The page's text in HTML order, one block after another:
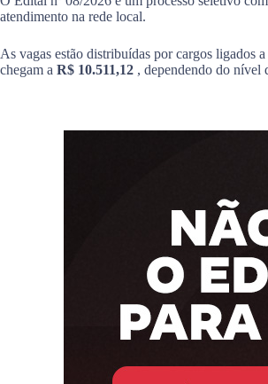
atendimento na rede local.
As vagas estão distribuídas por cargos ligados
chegam a R$ 10.511,12 , dependendo do nível